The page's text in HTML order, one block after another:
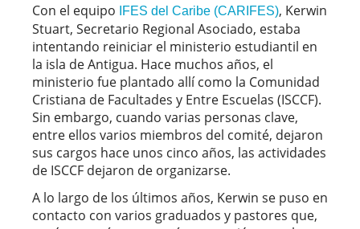
Con el equipo
IFES del Caribe (CARIFES), Kerwin
Stuart, Secretario Regional Asociado, estaba
intentando reiniciar el ministerio estudiantil en
la isla de Antigua. Hace muchos años, el
ministerio fue plantado allí como la Comunidad
Cristiana de Facultades y Entre Escuelas (ISCCF).
Sin embargo, cuando varias personas clave,
entre ellos varios miembros del comité, dejaron
sus cargos hace unos cinco años, las actividades
de ISCCF dejaron de organizarse.
A lo largo de los últimos años, Kerwin se puso en
contacto con varios graduados y pastores que,